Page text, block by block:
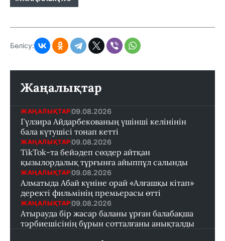
Бөлісу:
Жаңалықтар
ЖАҢАЛЫҚТАР 09.08.2026
Гүлзира Айдарбекованың үшінші келінінін
бала күтушісі тонап кетті
ЖАҢАЛЫҚТАР 09.08.2026
TikTok-та бейәдеп сөздер айтқан
қызылордалық тұрғынға айыппұл салынды
ЖАҢАЛЫҚТАР 09.08.2026
Алматыда Абай күніне орай «Алғашқы кітап»
деректі фильмінің премьерасы өтті
ЖАҢАЛЫҚТАР 09.08.2026
Атырауда бір жасар баланы ұрған балабақша
тәрбиешісінің бұрын сотталғаны анықталды